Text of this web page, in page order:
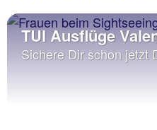
TUI Ausflüge
Sichere Dir schon jetzt